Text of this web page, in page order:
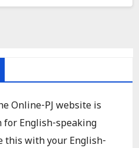
Online-PJ website is
for English-speaking
this with your English-